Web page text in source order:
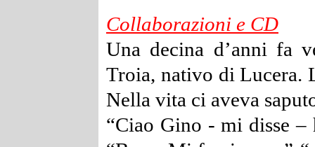
Collaborazioni e CD
Una decina d’anni fa
Troia, nativo di Lucera.
Nella vita ci aveva
“Ciao Gino - mi disse